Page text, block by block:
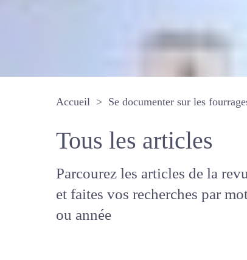
Accueil Se documenter sur les
Tous les articles
Parcourez les articles de la
Fourrages, et faites vos
mot-clé, auteur ou année